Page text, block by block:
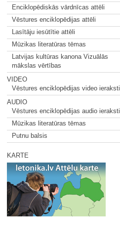
Enciklopēdiskās vārdnīcas attēli
Vēstures enciklopēdijas attēli
Lasītāju iesūtītie attēli
Mūzikas literatūras tēmas
Latvijas kultūras kanona Vizuālās
mākslas vērtības
VIDEO
Vēstures enciklopēdijas video ieraksti
AUDIO
Vēstures enciklopēdijas audio ieraksti
Mūzikas literatūras tēmas
Putnu balsis
KARTE